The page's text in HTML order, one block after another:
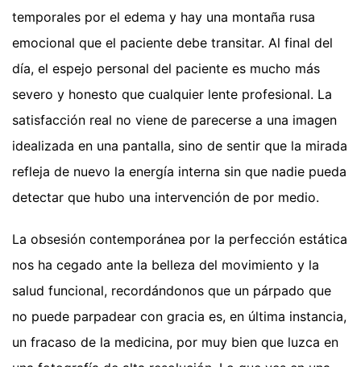
temporales por el edema y hay una montaña rusa
emocional que el paciente debe transitar. Al final del
día, el espejo personal del paciente es mucho más
severo y honesto que cualquier lente profesional. La
satisfacción real no viene de parecerse a una imagen
idealizada en una pantalla, sino de sentir que la mirada
refleja de nuevo la energía interna sin que nadie pueda
detectar que hubo una intervención de por medio.
La obsesión contemporánea por la perfección estática
nos ha cegado ante la belleza del movimiento y la
salud funcional, recordándonos que un párpado que
no puede parpadear con gracia es, en última instancia,
un fracaso de la medicina, por muy bien que luzca en